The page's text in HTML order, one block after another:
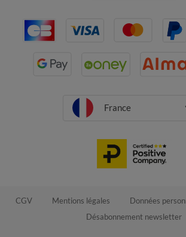
France
CGV Mentions légales Données
Désabonnement newsletter